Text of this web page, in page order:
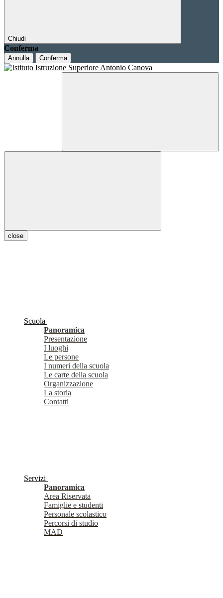
Chiudi
Conferma
Annulla Conferma
close
Scuola
Panoramica
Presentazione
I luoghi
Le persone
I numeri della scuola
Le carte della scuola
Organizzazione
La storia
Contatti
Servizi
Panoramica
Area Riservata
Famiglie e studenti
Personale scolastico
Percorsi di studio
MAD